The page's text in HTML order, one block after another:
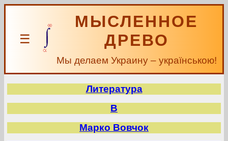
☰
МЫСЛЕННОЕ
ДРЕВО
Мы делаем Украину – українською!
Литература
В
Марко Вовчок